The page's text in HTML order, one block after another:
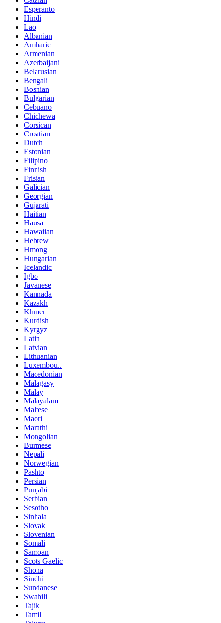
Esperanto
Hindi
Lao
Albanian
Amharic
Armenian
Azerbaijani
Belarusian
Bengali
Bosnian
Bulgarian
Cebuano
Chichewa
Corsican
Croatian
Dutch
Estonian
Filipino
Finnish
Frisian
Galician
Georgian
Gujarati
Haitian
Hausa
Hawaiian
Hebrew
Hmong
Hungarian
Icelandic
Igbo
Javanese
Kannada
Kazakh
Khmer
Kurdish
Kyrgyz
Latin
Latvian
Lithuanian
Luxembou..
Macedonian
Malagasy
Malay
Malayalam
Maltese
Maori
Marathi
Mongolian
Burmese
Nepali
Norwegian
Pashto
Persian
Punjabi
Serbian
Sesotho
Sinhala
Slovak
Slovenian
Somali
Samoan
Scots Gaelic
Shona
Sindhi
Sundanese
Swahili
Tajik
Tamil